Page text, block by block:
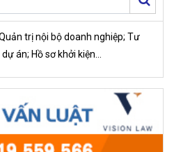
trị nội bộ doanh nghiệp; Tư
án; Hồ sơ khởi kiện…